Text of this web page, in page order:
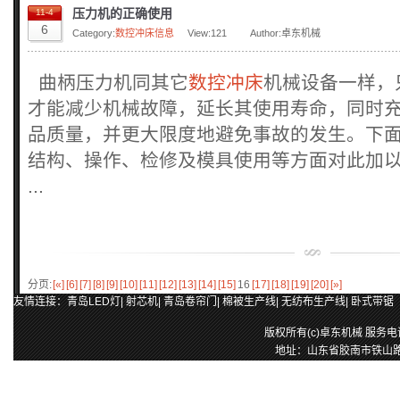
11-4
6
压力机的正确使用
Category:数控冲床信息 View:121 Author:卓东机械
曲柄压力机同其它数控冲床机械设备一样
才能减少机械故障，延长其使用寿命，同时
品质量，并更大限度地避免事故的发生。下
结构、操作、检修及模具使用等方面对此加
...
分页: [«] [6] [7] [8] [9] [10] [11] [12] [13] [14] [15] 16 [17] [18] [19] [20] [»]
友情连接：青岛LED灯|射芯机|青岛卷帘门|棉被生产线|无纺布生产线|卧式带锯
版权所有(c)卓东机械 服务
地址：山东省胶南市铁山